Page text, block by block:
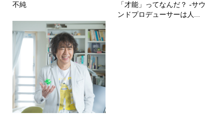
不純
「才能」ってなんだ？ -サウ
ンドプロデューサーは人...